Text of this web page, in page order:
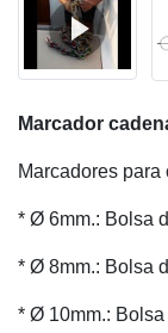
Marcador
Marcadores para
* Ø 6mm.: Bolsa
* Ø 8mm.: Bolsa
* Ø 10mm.: